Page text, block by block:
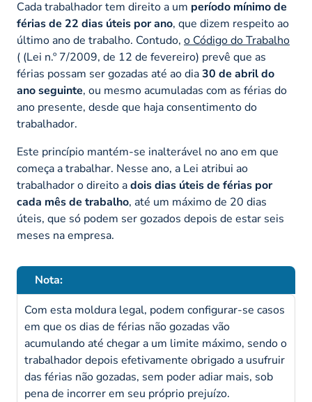
Cada trabalhador tem direito a um período mínimo de
férias de 22 dias úteis por ano, que dizem respeito ao
último ano de trabalho. Contudo, o Código do Trabalho
( (Lei n.º 7/2009, de 12 de fevereiro) prevê que as
férias possam ser gozadas até ao dia30 de abril do
ano seguinte, ou mesmo acumuladas com as férias do
ano presente, desde que haja consentimento do
trabalhador.
Este princípio mantém-se inalterável no ano em que
começa a trabalhar. Nesse ano, a Lei atribui ao
trabalhador o direito adois dias úteis de férias por
cada mês de trabalho, até um máximo de 20 dias
úteis, que só podem ser gozados depois de estar seis
meses na empresa.
Nota:
Com esta moldura legal, podem configurar-se casos
em que os dias de férias não gozadas vão
acumulando até chegar a um limite máximo, sendo o
trabalhador depois efetivamente obrigado a usufruir
das férias não gozadas, sem poder adiar mais, sob
pena de incorrer em seu próprio prejuízo.